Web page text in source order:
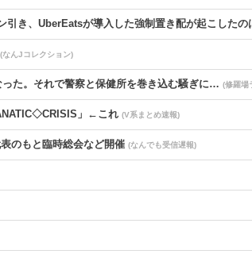
引き、UberEatsが導入した強制置き配が起こした
(なんJコレクション)
た。それで警察と保健所を巻き込む騒ぎに… (修羅場
」←これ (V系まとめ速報)
のもと臨時総会など開催 (なんでも受信遅報)